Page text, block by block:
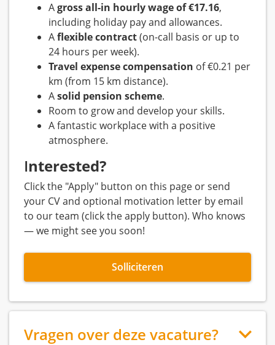
Agross all-in hourly wage of €17.16,
including holiday pay and allowances.
Aflexible contract(on-call basis or up to
24 hours per week).
Travel expense compensation of €0.21 per
km (from 15 km distance).
Asolid pension scheme.
Room to grow and develop your skills.
A fantastic workplace with a positive
atmosphere.
Interested?
Click the "Apply" button on this page or send
your CV and optional motivation letter by email
to our team (click the apply button). Who knows
— we might see you soon!
Solliciteren
Vragen over deze vacature?